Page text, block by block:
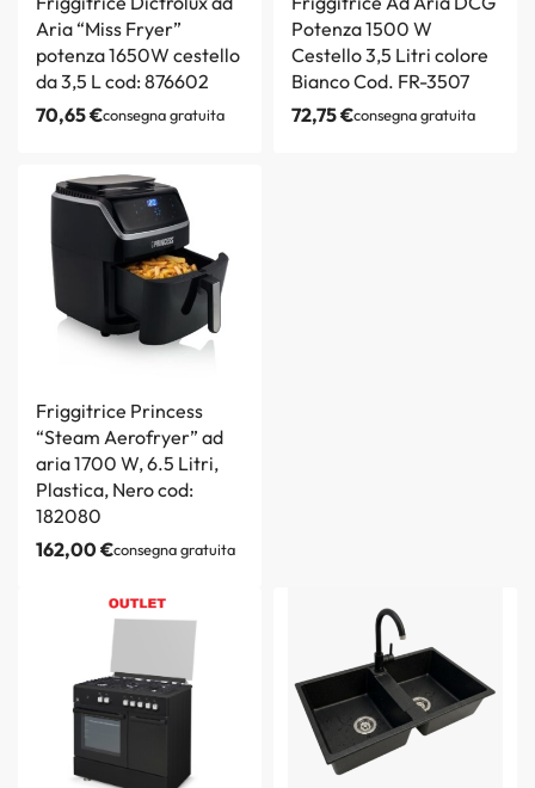
Aria “Miss Fryer”
potenza 1650W cestello
da 3,5 L cod: 876602
70,65€consegna gratuita
Potenza 1500 W
Cestello 3,5 Litri colore
Bianco Cod. FR-3507
72,75€consegna gratuita
Friggitrice Princess
“Steam Aerofryer” ad
aria 1700 W, 6.5 Litri,
Plastica, Nero cod:
182080
162,00€consegna gratuita